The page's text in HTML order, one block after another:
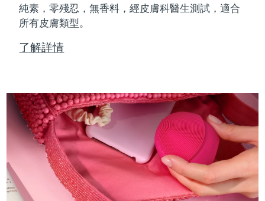
純素，零殘忍，無香料，經皮膚科醫生測試，適合
所有皮膚類型。
了解詳情
FAQ™產品
All anti-aging treatments
FAQ™產品
All LED treatments
FAQ™ products
PEACH™ 2
Travel-friendly IPL hair removal
PEACH™ Cooling Prep Gel
Cooling IPL hair removal gel
LUNA™ 4 body
Firming body serum
痘肌護理
ESPADA™ 2
Acne treatment device
ESPADA™ Blemish Solution
Concentrated acne gel
眼部護理
IRIS™ 2
Rejuvenating eye massager
眼部護膚
Advanced eye care treatment
KIWI™ derma
Diamond microdermabrasion .
KIWI™
Blackhead remover
LUNA™ 4 hair
2-in-1 LED scalp massager
FLIP™ play advanced
LED light hairbrush
牙齒美白
NEW
issa™ Teeth Whitening Set
Dual LED + sonic device & 18% PAP gel
更多的
直布羅陀
希臘
匈牙利 預計送達日期 08/08/2026
冰島 預計送達日期09/08/2026
預計送達日期 06/08/2026
愛爾蘭 預計送達日期 08/08/2026